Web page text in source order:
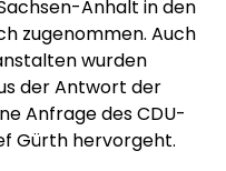
Anhalt in den
zugenommen. Auch
wurden
der Antwort der
Anfrage des CDU-
Gürth hervorgeht.